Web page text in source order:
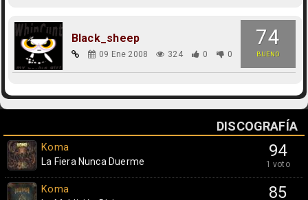
74
BUENO
Black_sheep
09 Ene 2008 324 0 0
DISCOGRAFÍA
94
1 voto
Koma
La Fiera Nunca Duerme
85
Koma